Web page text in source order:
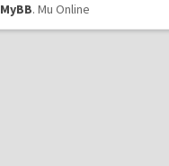
MyBB. Mu Online